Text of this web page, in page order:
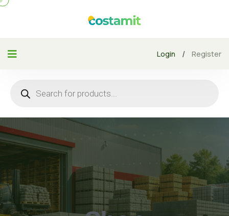
Login / Register